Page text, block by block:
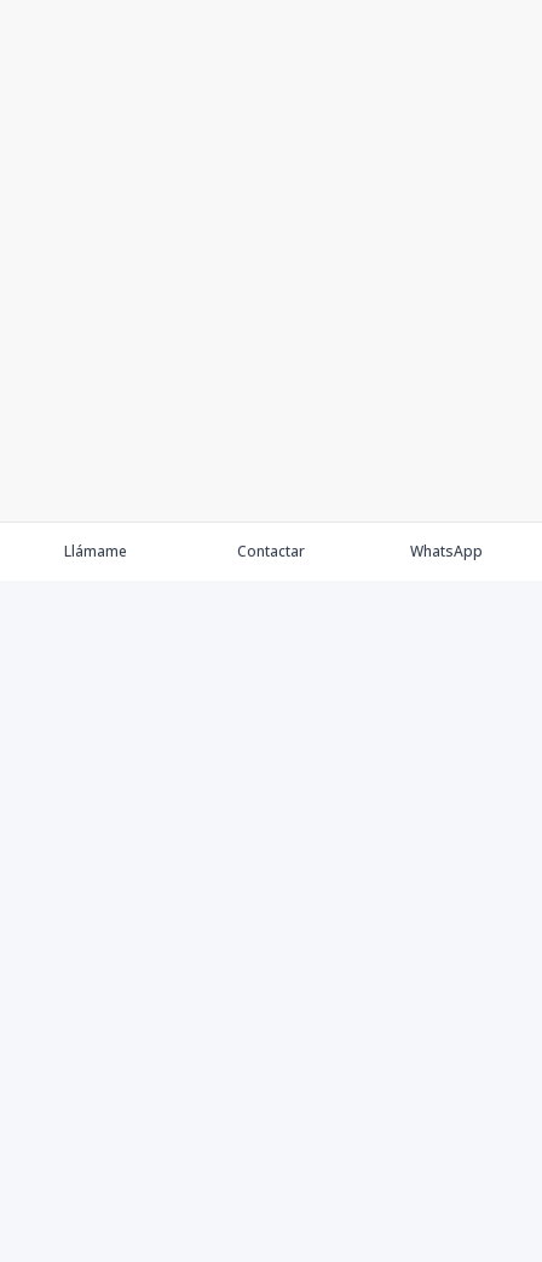
Llámame Contactar WhatsApp